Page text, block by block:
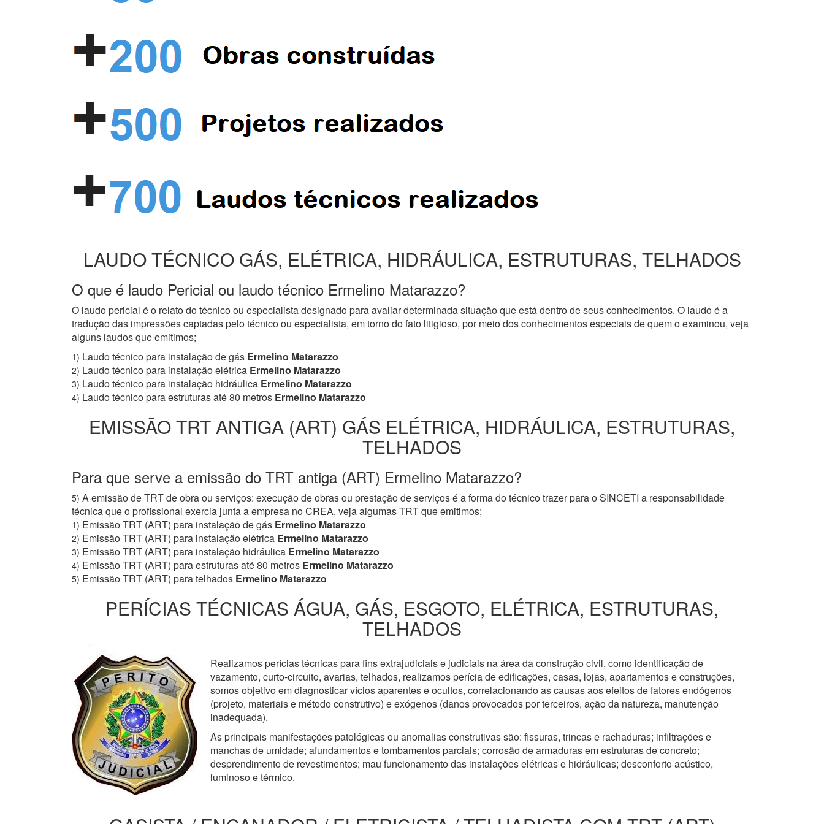
LAUDO TÉCNICO GÁS, ELÉTRICA, HIDRÁULICA, ESTRUTURAS, TELHADOS
O que é laudo Pericial ou laudo técnico Ermelino Matarazzo?
O laudo pericial é o relato do técnico ou especialista designado para avaliar determinada situação que está dentro de seus conhecimentos. O laudo é a
tradução das impressões captadas pelo técnico ou especialista, em torno do fato litigioso, por meio dos conhecimentos especiais de quem o examinou, veja
alguns laudos que emitimos;
1) Laudo técnico para instalação de gás Ermelino Matarazzo
2) Laudo técnico para instalação elétrica Ermelino Matarazzo
3) Laudo técnico para instalação hidráulica Ermelino Matarazzo
4) Laudo técnico para estruturas até 80 metros Ermelino Matarazzo
EMISSÃO TRT ANTIGA (ART) GÁS ELÉTRICA, HIDRÁULICA, ESTRUTURAS,
TELHADOS
Para que serve a emissão do TRT antiga (ART) Ermelino Matarazzo?
5) A emissão de TRT de obra ou serviços: execução de obras ou prestação de serviços é a forma do técnico trazer para o SINCETI a responsabilidade
técnica que o profissional exercia junta a empresa no CREA, veja algumas TRT que emitimos;
1) Emissão TRT (ART) para instalação de gás Ermelino Matarazzo
2) Emissão TRT (ART) para instalação elétrica Ermelino Matarazzo
3) Emissão TRT (ART) para instalação hidráulica Ermelino Matarazzo
4) Emissão TRT (ART) para estruturas até 80 metros Ermelino Matarazzo
5) Emissão TRT (ART) para telhados Ermelino Matarazzo
PERÍCIAS TÉCNICAS ÁGUA, GÁS, ESGOTO, ELÉTRICA, ESTRUTURAS,
TELHADOS
Realizamos perícias técnicas para fins extrajudiciais e judiciais na área da construção civil, como identificação de
vazamento, curto-circuito, avarias, telhados, realizamos perícia de edificações, casas, lojas, apartamentos e construções,
somos objetivo em diagnosticar vícios aparentes e ocultos, correlacionando as causas aos efeitos de fatores endógenos
(projeto, materiais e método construtivo) e exógenos (danos provocados por terceiros, ação da natureza, manutenção
inadequada).
As principais manifestações patológicas ou anomalias construtivas são: fissuras, trincas e rachaduras; infiltrações e
manchas de umidade; afundamentos e tombamentos parciais; corrosão de armaduras em estruturas de concreto;
desprendimento de revestimentos; mau funcionamento das instalações elétricas e hidráulicas; desconforto acústico,
luminoso e térmico.